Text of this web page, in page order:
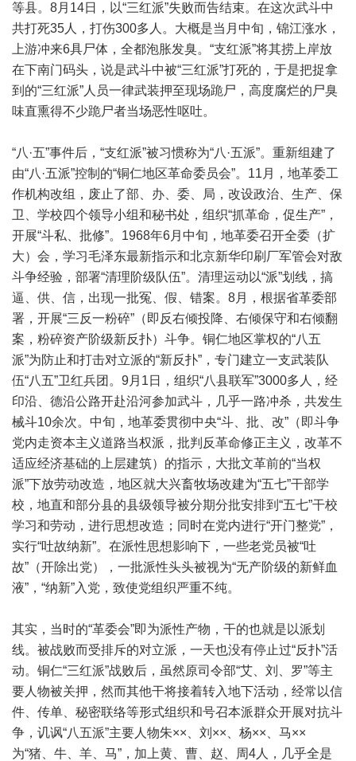
等县。8月14日，以“三红派”失败而告结束。在这次武斗中
共打死35人，打伤300多人。大概是当月中旬，锦江涨水，
上游冲来6具尸体，全都泡胀发臭。“支红派”将其捞上岸放
在下南门码头，说是武斗中被“三红派”打死的，于是把捉拿
到的“三红派”人员一律武装押至现场跪尸，高度腐烂的尸臭
味直熏得不少跪尸者当场恶性呕吐。
“八·五”事件后，“支红派”被习惯称为“八·五派”。重新组建了
由“八·五派”控制的“铜仁地区革命委员会”。11月，地革委工
作机构改组，废止了部、办、委、局，改设政治、生产、保
卫、学校四个领导小组和秘书处，组织“抓革命，促生产”，
开展“斗私、批修”。1968年6月中旬，地革委召开全委（扩
大）会，学习毛泽东最新指示和北京新华印刷厂军管会对敌
斗争经验，部署“清理阶级队伍”。清理运动以“派”划线，搞
逼、供、信，出现一批冤、假、错案。8月，根据省革委部
署，开展“三反一粉碎”（即反右倾投降、右倾保守和右倾翻
案，粉碎资产阶级新反扑）斗争。铜仁地区掌权的“八五
派”为防止和打击对立派的“新反扑”，专门建立一支武装队
伍“八五”卫红兵团。9月1日，组织“八县联军”3000多人，经
印沿、德沿公路开赴沿河参加武斗，几乎一路冲杀，共发生
械斗10余次。中旬，地革委贯彻中央“斗、批、改”（即斗争
党内走资本主义道路当权派，批判反革命修正主义，改革不
适应经济基础的上层建筑）的指示，大批文革前的“当权
派”下放劳动改造，地区就大兴畜牧场改建为“五七”干部学
校，地直和部分县的县级领导被分期分批安排到“五七”干校
学习和劳动，进行思想改造；同时在党内进行“开门整党”，
实行“吐故纳新”。在派性思想影响下，一些老党员被“吐
故”（开除出党），一批派性头头被视为“无产阶级的新鲜血
液”，“纳新”入党，致使党组织严重不纯。
其实，当时的“革委会”即为派性产物，干的也就是以派划
线。被战败而受排斥的对立派，一天也没有停止过“反扑”活
动。铜仁“三红派”战败后，虽然原司令部“艾、刘、罗”等主
要人物被关押，然而其他干将接着转入地下活动，经常以信
件、传单、秘密联络等形式组织和号召本派群众开展对抗斗
争，讥讽“八五派”主要人物朱××、刘××、杨××、马××
为“猪、牛、羊、马”，加上黄、曹、赵、周4人，几乎全是